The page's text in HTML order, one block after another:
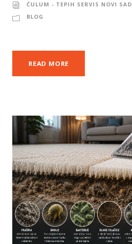
ĆULUM - TEPIH SERVIS NOVI
BLOG
READ MORE